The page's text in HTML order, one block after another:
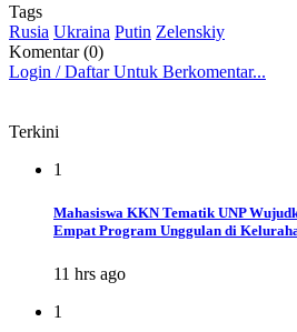
Tags
Rusia Ukraina Putin Zelenskiy
Komentar (0)
Login / Daftar Untuk Berkomentar...
Terkini
1
Mahasiswa KKN Tematik UNP
Empat Program Unggulan di
11 hrs ago
1